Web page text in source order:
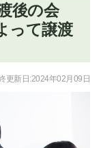
後の会
って譲渡
更新日:2024年02月09日